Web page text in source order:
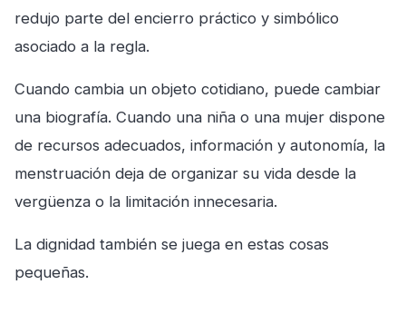
redujo parte del encierro práctico y simbólico
asociado a la regla.
Cuando cambia un objeto cotidiano, puede cambiar
una biografía. Cuando una niña o una mujer dispone
de recursos adecuados, información y autonomía, la
menstruación deja de organizar su vida desde la
vergüenza o la limitación innecesaria.
La dignidad también se juega en estas cosas
pequeñas.